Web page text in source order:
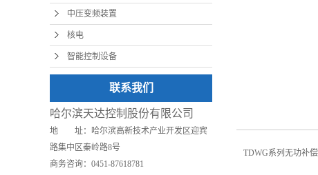
中压变频装置
核电
智能控制设备
联系我们
哈尔滨天达控制股份有限公司
地 址：哈尔滨高新技术产业开发区迎宾
路集中区秦岭路8号
商务咨询：0451-87618781
TDWG系列无功补